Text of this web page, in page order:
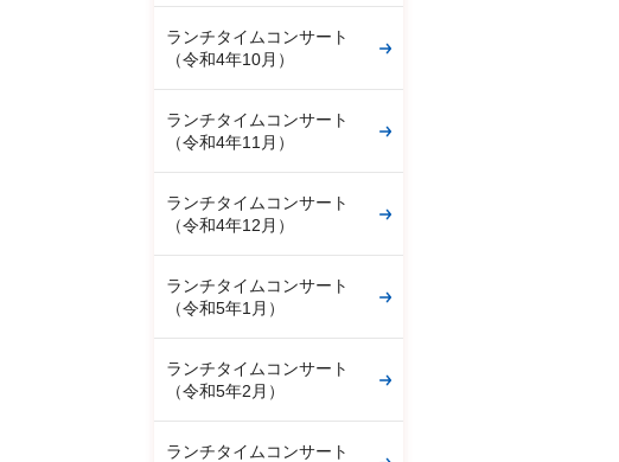
ランチタイムコンサート
（令和4年10月）
ランチタイムコンサート
（令和4年11月）
ランチタイムコンサート
（令和4年12月）
ランチタイムコンサート
（令和5年1月）
ランチタイムコンサート
（令和5年2月）
ランチタイムコンサート